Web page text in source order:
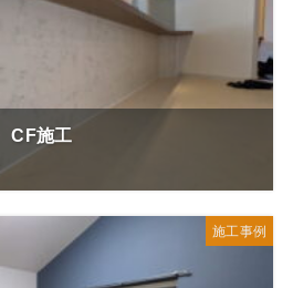
CF施工
施工事例